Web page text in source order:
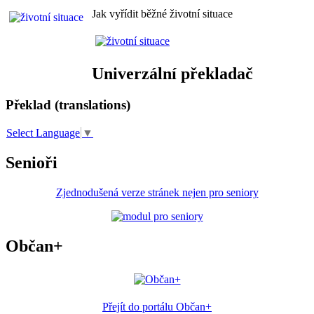
Jak vyřídit běžné životní situace
Univerzální překladač
Překlad (translations)
Select Language ▼
Senioři
Zjednodušená verze stránek nejen pro seniory
Občan+
Přejít do portálu Občan+